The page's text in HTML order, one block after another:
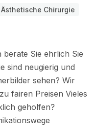
Chirurgie
Sie ehrlich Sie
sind neugierig und
sehen? Wir
fairen Preisen Vieles
geholfen?